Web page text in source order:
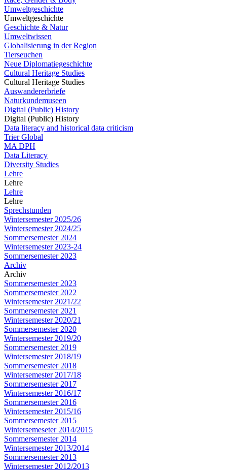
Umweltgeschichte
Umweltgeschichte
Geschichte & Natur
Umweltwissen
Globalisierung in der Region
Tierseuchen
Neue Diplomatiegeschichte
Cultural Heritage Studies
Cultural Heritage Studies
Auswandererbriefe
Naturkundemuseen
Digital (Public) History
Digital (Public) History
Data literacy and historical data criticism
Trier Global
MA DPH
Data Literacy
Diversity Studies
Lehre
Lehre
Lehre
Lehre
Sprechstunden
Wintersemester 2025/26
Wintersemester 2024/25
Sommersemester 2024
Wintersemester 2023-24
Sommersemester 2023
Archiv
Archiv
Sommersemester 2023
Sommersemester 2022
Wintersemester 2021/22
Sommersemester 2021
Wintersemester 2020/21
Sommersemester 2020
Wintersemester 2019/20
Sommersemester 2019
Wintersemester 2018/19
Sommersemester 2018
Wintersemester 2017/18
Sommersemester 2017
Wintersemester 2016/17
Sommersemester 2016
Wintersemester 2015/16
Sommersemester 2015
Wintersemeseter 2014/2015
Sommersemester 2014
Wintersemester 2013/2014
Sommersemester 2013
Wintersemester 2012/2013